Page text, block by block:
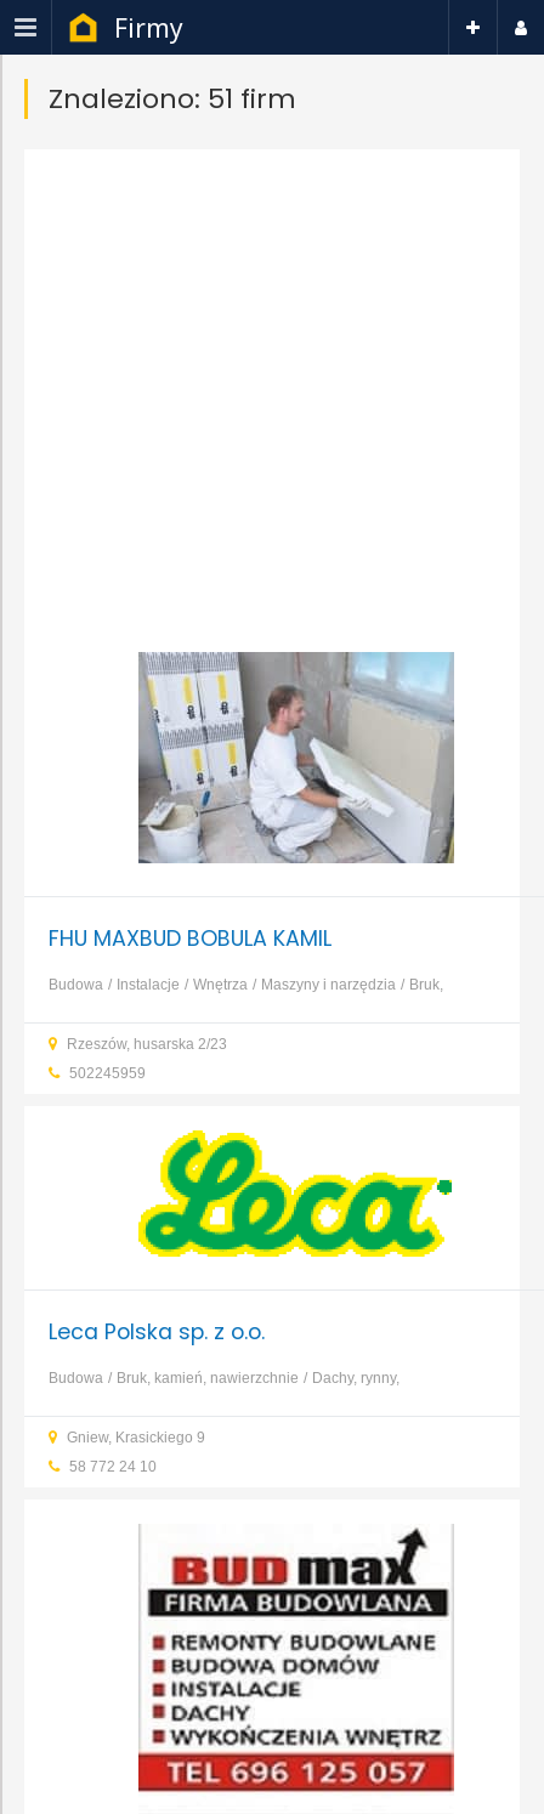
Firmy
Znaleziono: 51 firm
FHU MAXBUD BOBULA KAMIL
Budowa Instalacje Wnętrza Maszyny i narzędzia
Bruk,
izolacja, ocieplenie
Fundamenty, prace ziemne, wykopy
Rzeszów, husarska 2/23
502245959
Leca Polska sp. z o.o.
Budowa Bruk, kamień, nawierzchnie
Dachy, rynny,
ziemne, wykopy
Garaże, wiaty, bramy garażowe
systemy kominowe
Gniew, Krasickiego 9
58 772 24 10